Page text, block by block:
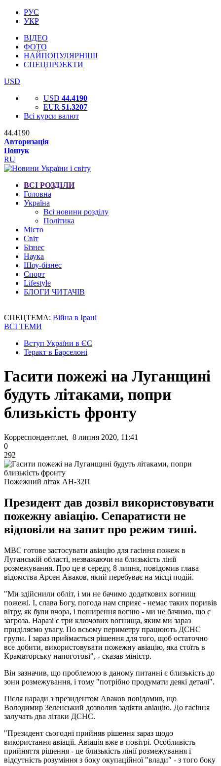
РУС
УКР
ВІДЕО
ФОТО
НАЙПОПУЛЯРНІШІ
СПЕЦПРОЕКТИ
USD
USD 44.4190
EUR 51.3207
Всі курси валют
44.4190
Авторизація
Пошук
RU
ВСІ РОЗДІЛИ
Головна
Україна
Всі новини розділу
Політика
Місто
Світ
Бізнес
Наука
Шоу-бізнес
Спорт
Lifestyle
БЛОГИ ЧИТАЧІВ
СПЕЦТЕМА: Війна в Ірані
ВСІ ТЕМИ
Вступ України в ЄС
Теракт в Барселоні
Гасити пожежі на Луганщині
будуть літаками, попри
близькість фронту
Корреспондент.net, 8 липня 2020, 11:41
0
292
Пожежний літак АН-32П
Президент дав дозвіл використовувати
пожежну авіацію. Сепаратисти не
відповіли на запит про режим тиші.
МВС готове застосувати авіацію для гасіння пожеж в
Луганській області, незважаючи на близькість лінії
розмежування. Про це в середу, 8 липня, повідомив глава
відомства Арсен Аваков, який перебуває на місці подій.
"Ми здійснили обліт, і ми не бачимо додаткових вогнищ
пожежі. І, слава Богу, погода нам сприяє - немає таких поривів
вітру, як були вчора, і поширення вогню - ми не бачимо, що є
загроза. Наразі є три ключових вогнища, яким ми зараз
приділяємо увагу. По всьому периметру працюють ДСНС
групи. І зараз приймається рішення для того, щоб остаточно
все добити, використовувати пожежну авіацію, яка стоїть в
Краматорську напоготові", - сказав міністр.
Він зазначив, що проблемою в даному питанні є близькість до
зони розмежування, і тому "потрібно продумати деякі деталі".
Після наради з президентом Аваков повідомив, що
Володимир Зеленський дозволив задіяти авіацію. До гасіння
залучать два літаки ДСНС.
"Президент сьогодні прийняв рішення зараз щодо
використання авіації. Авіація вже в повітрі. Особливість
прийняття рішення - це близькість лінії розмежування і
відсутність розуміння з боку окупаційної "влади" - з того боку